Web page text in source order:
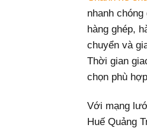
nhanh
hàng ghép,
chuyển và
Thời gian
chọn phù
Với mạng
Huế Quảng